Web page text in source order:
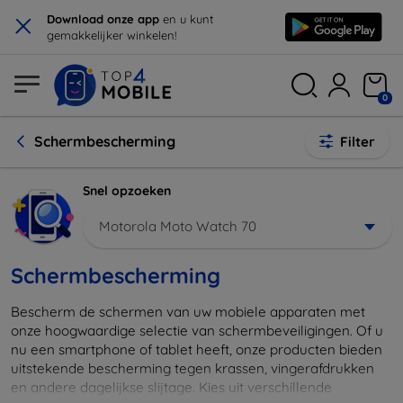
× Download onze app en u kunt
gemakkelijker winkelen!
0
Schermbescherming Filter
Snel opzoeken
Motorola Moto Watch 70
Schermbescherming
Bescherm de schermen van uw mobiele apparaten met
onze hoogwaardige selectie van schermbeveiligingen. Of u
nu een smartphone of tablet heeft, onze producten bieden
uitstekende bescherming tegen krassen, vingerafdrukken
en andere dagelijkse slijtage. Kies uit verschillende